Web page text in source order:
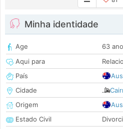
Minha identidade
Age
63
Aqui para
País
Cidade
Origem
Estado Civil